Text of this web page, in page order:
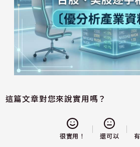
這篇文章對您來說實用嗎？
很實用！ 還可以